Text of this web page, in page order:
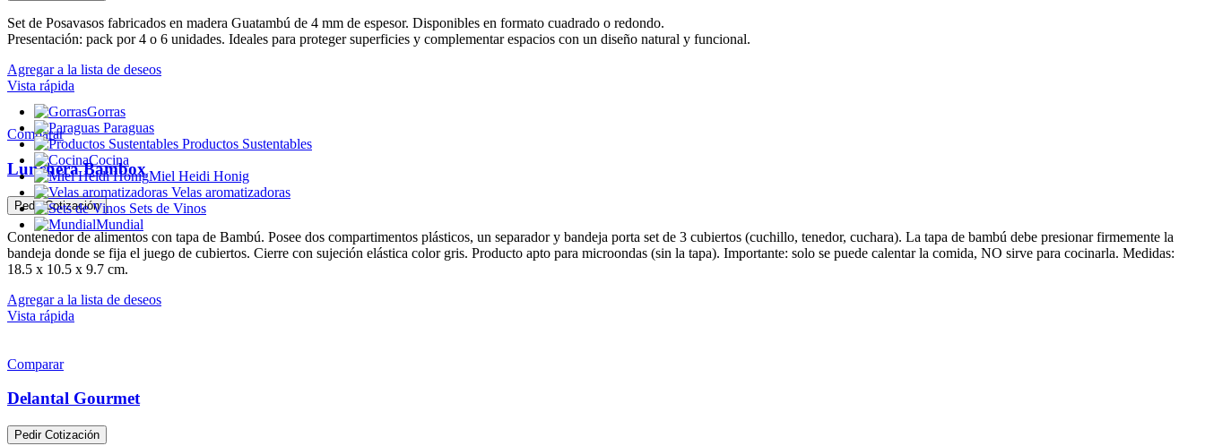
Gorras
Paraguas
Productos Sustentables
Cocina
Miel Heidi Honig
Velas aromatizadoras
Sets de Vinos
Mundial
Set de Posavasos fabricados en madera Guatambú de 4 mm de espesor. Disponibles en formato cuadrado o redondo.
Presentación: pack por 4 o 6 unidades. Ideales para proteger superficies y complementar espacios con un diseño natural y funcional.
Agregar a la lista de deseos
Vista rápida
Comparar
Lunchera Bambox
Pedir Cotización
Contenedor de alimentos con tapa de Bambú. Posee dos compartimentos plásticos, un separador y bandeja porta set de 3 cubiertos (cuchillo, tenedor, cuchara). La tapa de bambú debe presionar firmemente la
bandeja donde se fija el juego de cubiertos. Cierre con sujeción elástica color gris. Producto apto para microondas (sin la tapa). Importante: solo se puede calentar la comida, NO sirve para cocinarla. Medidas:
18.5 x 10.5 x 9.7 cm.
Agregar a la lista de deseos
Vista rápida
Comparar
Delantal Gourmet
Pedir Cotización